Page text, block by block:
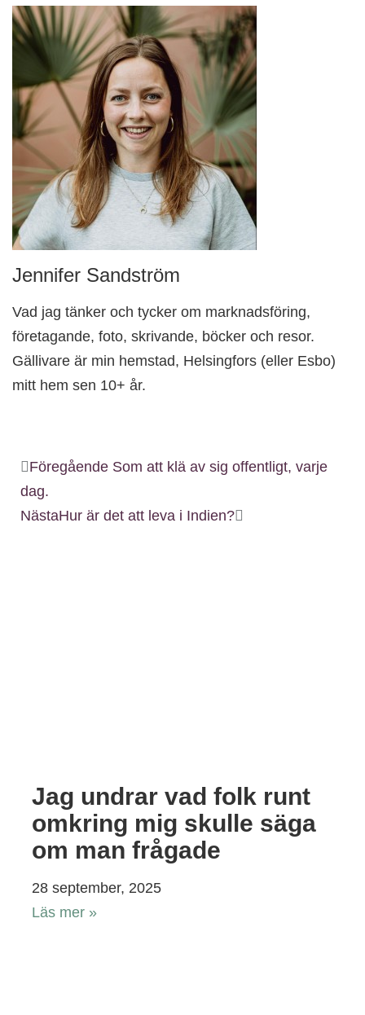
Jennifer Sandström
Vad jag tänker och tycker om marknadsföring,
företagande, foto, skrivande, böcker och resor.
Gällivare är min hemstad, Helsingfors (eller Esbo)
mitt hem sen 10+ år.
Föregående Som att klä av sig offentligt, varje
dag.
NästaHur är det att leva i Indien?
Jag undrar vad folk runt
omkring mig skulle säga
om man frågade
28 september, 2025
Läs mer »